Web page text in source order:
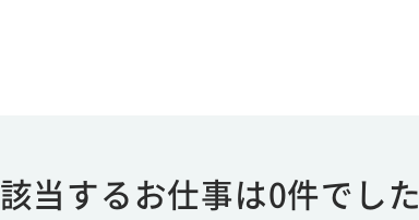
該当するお仕事は0件でした